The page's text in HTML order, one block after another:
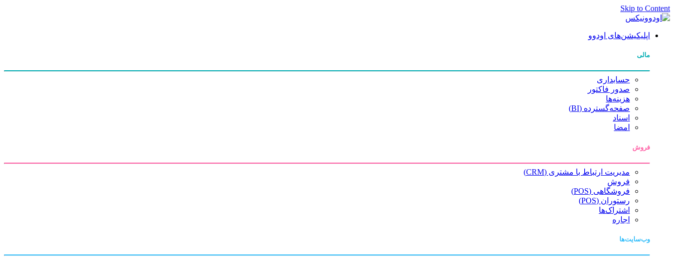
Skip to Content
اپلیکیشن‌های اودوو
مالی
حسابداری
صدور فاکتور
هزینه‌ها
صفحه‌گسترده (BI)
اسناد
امضا
فروش
مدیریت ارتباط با مشتری (CRM)
فروش
فروشگاهی (POS)
رستوران (POS)
اشتراک‌ها
اجاره
وب‌سایت‌ها